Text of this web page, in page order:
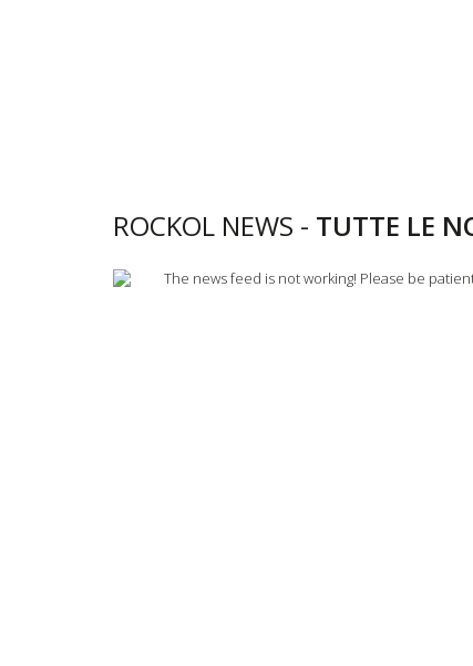
ROCKOL NEWS - TUTTE LE